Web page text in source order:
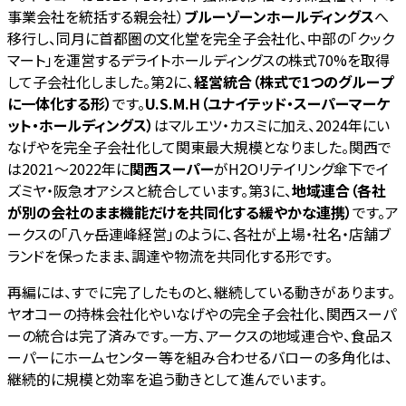
事業会社を統括する親会社） ブルーゾーンホールディングスへ
移行し、同月に首都圏の文化堂を完全子会社化、中部の「クック
マート」を運営するデライトホールディングスの株式70%を取得
して子会社化しました。第2に、経営統合（株式で1つのグループ
に一体化する形）です。U.S.M.H（ユナイテッド・スーパーマーケ
ット・ホールディングス） はマルエツ・カスミに加え、2024年にい
なげやを完全子会社化して関東最大規模となりました。関西で
は2021〜2022年に関西スーパーがH2Oリテイリング傘下でイ
ズミヤ・阪急オアシスと統合しています。第3に、地域連合（各社
が別の会社のまま機能だけを共同化する緩やかな連携）です。ア
ークスの「八ヶ岳連峰経営」のように、各社が上場・社名・店舗ブ
ランドを保ったまま、調達や物流を共同化する形です。
再編には、すでに完了したものと、継続している動きがあります。
ヤオコーの持株会社化やいなげやの完全子会社化、関西スーパ
ーの統合は完了済みです。一方、アークスの地域連合や、食品ス
ーパーにホームセンター等を組み合わせるバローの多角化は、
継続的に規模と効率を追う動きとして進んでいます。